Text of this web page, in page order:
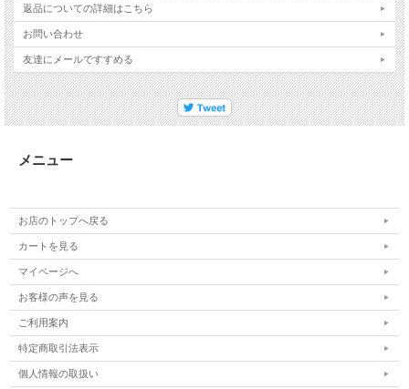
返品についての詳細はこちら
お問い合わせ
友達にメールですすめる
メニュー
お店のトップへ戻る
カートを見る
マイページへ
お客様の声を見る
ご利用案内
特定商取引法表示
個人情報の取扱い